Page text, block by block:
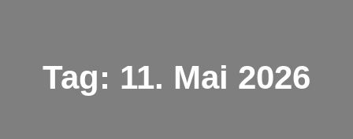
Tag: 11. Mai 2026